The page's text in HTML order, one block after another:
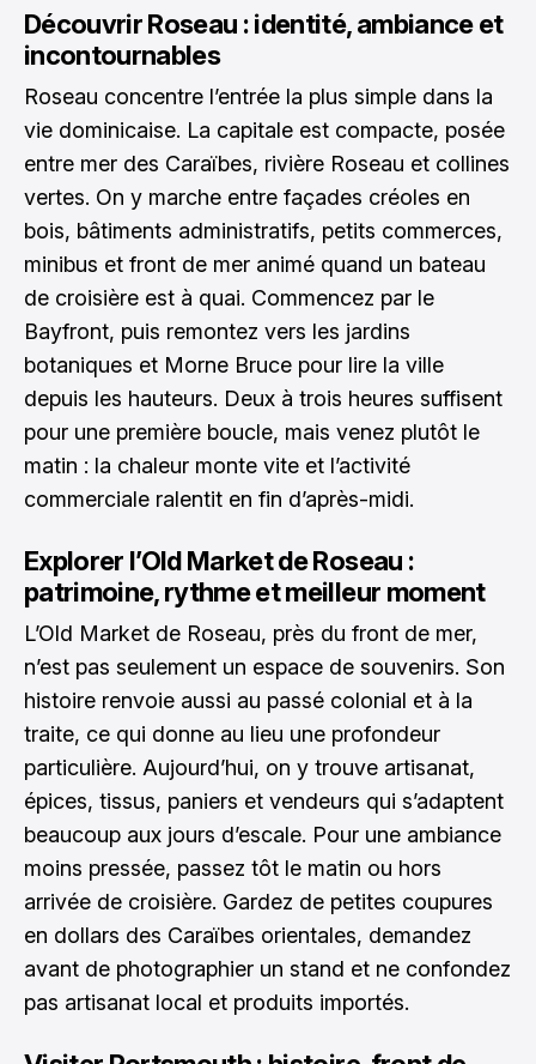
Découvrir Roseau : identité, ambiance et
incontournables
Roseau concentre l’entrée la plus simple dans la
vie dominicaise. La capitale est compacte, posée
entre mer des Caraïbes, rivière Roseau et collines
vertes. On y marche entre façades créoles en
bois, bâtiments administratifs, petits commerces,
minibus et front de mer animé quand un bateau
de croisière est à quai. Commencez par le
Bayfront, puis remontez vers les jardins
botaniques et Morne Bruce pour lire la ville
depuis les hauteurs. Deux à trois heures suffisent
pour une première boucle, mais venez plutôt le
matin : la chaleur monte vite et l’activité
commerciale ralentit en fin d’après-midi.
Explorer l’Old Market de Roseau :
patrimoine, rythme et meilleur moment
L’Old Market de Roseau, près du front de mer,
n’est pas seulement un espace de souvenirs. Son
histoire renvoie aussi au passé colonial et à la
traite, ce qui donne au lieu une profondeur
particulière. Aujourd’hui, on y trouve artisanat,
épices, tissus, paniers et vendeurs qui s’adaptent
beaucoup aux jours d’escale. Pour une ambiance
moins pressée, passez tôt le matin ou hors
arrivée de croisière. Gardez de petites coupures
en dollars des Caraïbes orientales, demandez
avant de photographier un stand et ne confondez
pas artisanat local et produits importés.